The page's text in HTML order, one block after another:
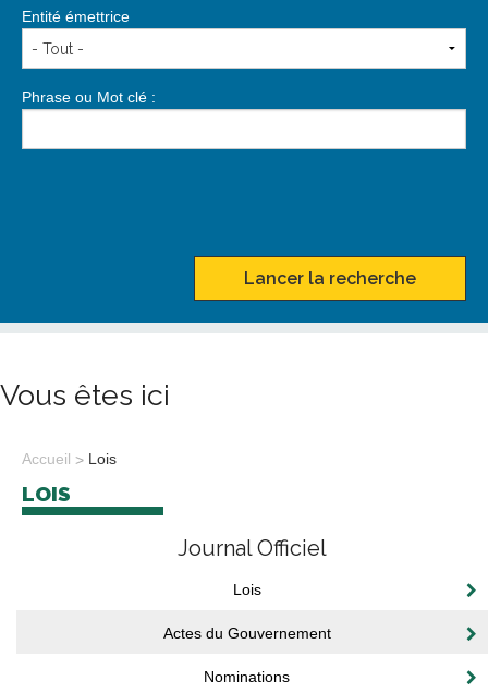
Entité émettrice
Phrase ou Mot clé :
Lancer la recherche
Vous êtes ici
Accueil Lois
LOIS
Journal Officiel
Lois
Actes du Gouvernement
Nominations